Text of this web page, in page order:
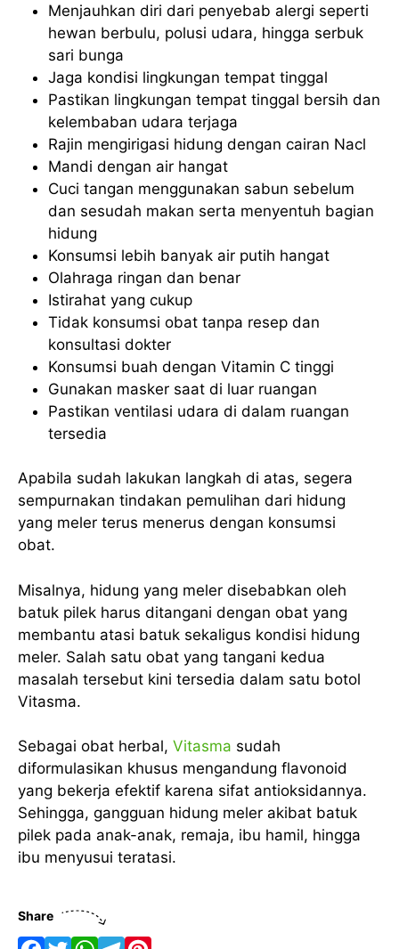
Menjauhkan diri dari penyebab alergi seperti
hewan berbulu, polusi udara, hingga serbuk
sari bunga
Jaga kondisi lingkungan tempat tinggal
Pastikan lingkungan tempat tinggal bersih dan
kelembaban udara terjaga
Rajin mengirigasi hidung dengan cairan Nacl
Mandi dengan air hangat
Cuci tangan menggunakan sabun sebelum
dan sesudah makan serta menyentuh bagian
hidung
Konsumsi lebih banyak air putih hangat
Olahraga ringan dan benar
Istirahat yang cukup
Tidak konsumsi obat tanpa resep dan
konsultasi dokter
Konsumsi buah dengan Vitamin C tinggi
Gunakan masker saat di luar ruangan
Pastikan ventilasi udara di dalam ruangan
tersedia
Apabila sudah lakukan langkah di atas, segera
sempurnakan tindakan pemulihan dari hidung
yang meler terus menerus dengan konsumsi
obat.
Misalnya, hidung yang meler disebabkan oleh
batuk pilek harus ditangani dengan obat yang
membantu atasi batuk sekaligus kondisi hidung
meler. Salah satu obat yang tangani kedua
masalah tersebut kini tersedia dalam satu botol
Vitasma.
Sebagai obat herbal, Vitasma sudah
diformulasikan khusus mengandung flavonoid
yang bekerja efektif karena sifat antioksidannya.
Sehingga, gangguan hidung meler akibat batuk
pilek pada anak-anak, remaja, ibu hamil, hingga
ibu menyusui teratasi.
Share